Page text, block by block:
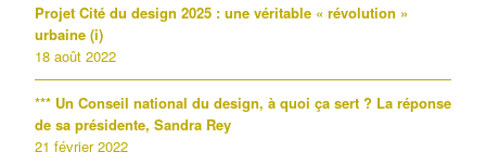
Projet Cité du design 2025 : une véritable « révolution »
urbaine (i)
18 août 2022
*** Un Conseil national du design, à quoi ça sert ? La réponse
de sa présidente, Sandra Rey
21 février 2022